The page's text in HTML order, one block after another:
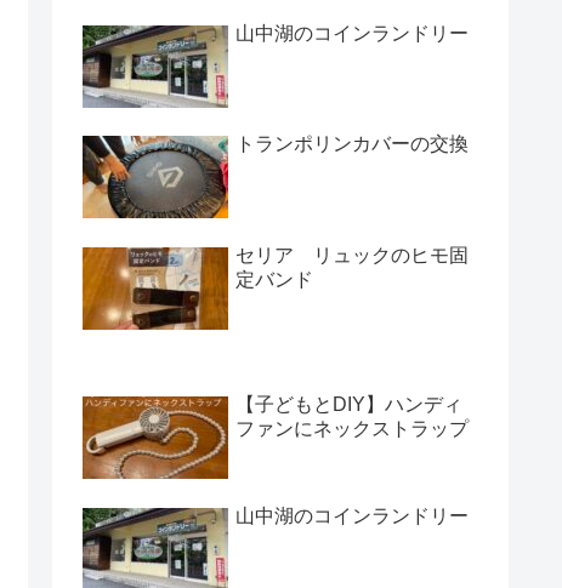
山中湖のコインランドリー
トランポリンカバーの交換
セリア リュックのヒモ固
定バンド
【子どもとDIY】ハンディ
ファンにネックストラップ
山中湖のコインランドリー